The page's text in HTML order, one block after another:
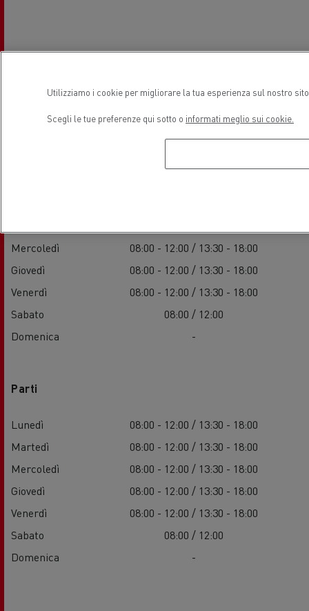
Orari di apertura
Mercoledì
08:00 - 12:00 / 13:30 - 18:00
Giovedì
08:00 - 12:00 / 13:30 - 18:00
Venerdì
08:00 - 12:00 / 13:30 - 18:00
Sabato
08:00 / 12:00
Domenica
-
Parti
Lunedì
08:00 - 12:00 / 13:30 - 18:00
Martedì
08:00 - 12:00 / 13:30 - 18:00
Mercoledì
08:00 - 12:00 / 13:30 - 18:00
Giovedì
08:00 - 12:00 / 13:30 - 18:00
Venerdì
08:00 - 12:00 / 13:30 - 18:00
Sabato
08:00 / 12:00
Domenica
-
Utilizziamo i cookie per migliorare la tua esperienza sul nostro
Scegli le tue preferenze qui sotto o informati meglio sui cookie.